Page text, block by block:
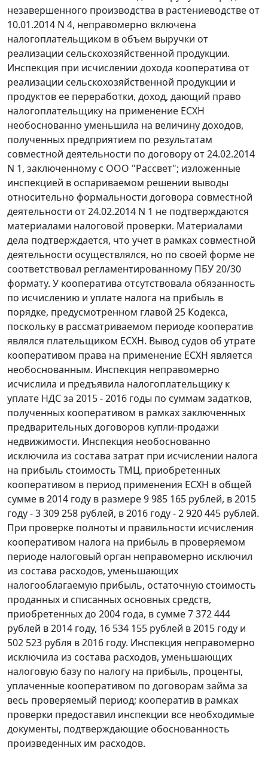
незавершенного производства в растениеводстве от
10.01.2014 N 4, неправомерно включена
налогоплательщиком в объем выручки от
реализации сельскохозяйственной продукции.
Инспекция при исчислении дохода кооператива от
реализации сельскохозяйственной продукции и
продуктов ее переработки, доход, дающий право
налогоплательщику на применение ЕСХН
необоснованно уменьшила на величину доходов,
полученных предприятием по результатам
совместной деятельности по договору от 24.02.2014
N 1, заключенному с ООО "Рассвет"; изложенные
инспекцией в оспариваемом решении выводы
относительно формальности договора совместной
деятельности от 24.02.2014 N 1 не подтверждаются
материалами налоговой проверки. Материалами
дела подтверждается, что учет в рамках совместной
деятельности осуществлялся, но по своей форме не
соответствовал регламентированному ПБУ 20/30
формату. У кооператива отсутствовала обязанность
по исчислению и уплате налога на прибыль в
порядке, предусмотренном главой 25 Кодекса,
поскольку в рассматриваемом периоде кооператив
являлся плательщиком ЕСХН. Вывод судов об утрате
кооперативом права на применение ЕСХН является
необоснованным. Инспекция неправомерно
исчислила и предъявила налогоплательщику к
уплате НДС за 2015 - 2016 годы по суммам задатков,
полученных кооперативом в рамках заключенных
предварительных договоров купли-продажи
недвижимости. Инспекция необоснованно
исключила из состава затрат при исчислении налога
на прибыль стоимость ТМЦ, приобретенных
кооперативом в период применения ЕСХН в общей
сумме в 2014 году в размере 9 985 165 рублей, в 2015
году - 3 309 258 рублей, в 2016 году - 2 920 445 рублей.
При проверке полноты и правильности исчисления
кооперативом налога на прибыль в проверяемом
периоде налоговый орган неправомерно исключил
из состава расходов, уменьшающих
налогооблагаемую прибыль, остаточную стоимость
проданных и списанных основных средств,
приобретенных до 2004 года, в сумме 7 372 444
рублей в 2014 году, 16 534 155 рублей в 2015 году и
502 523 рубля в 2016 году. Инспекция неправомерно
исключила из состава расходов, уменьшающих
налоговую базу по налогу на прибыль, проценты,
уплаченные кооперативом по договорам займа за
весь проверяемый период; кооператив в рамках
проверки предоставил инспекции все необходимые
документы, подтверждающие обоснованность
произведенных им расходов.